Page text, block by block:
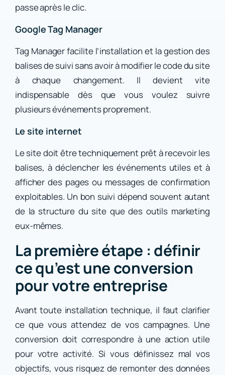
passe après le clic.
Google Tag Manager
Tag Manager facilite l’installation et la gestion des
balises de suivi sans avoir à modifier le code du site
à chaque changement. Il devient vite
indispensable dès que vous voulez suivre
plusieurs événements proprement.
Le site internet
Le site doit être techniquement prêt à recevoir les
balises, à déclencher les événements utiles et à
afficher des pages ou messages de confirmation
exploitables. Un bon suivi dépend souvent autant
de la structure du site que des outils marketing
eux-mêmes.
La première étape : définir
ce qu’est une conversion
pour votre entreprise
Avant toute installation technique, il faut clarifier
ce que vous attendez de vos campagnes. Une
conversion doit correspondre à une action utile
pour votre activité. Si vous définissez mal vos
objectifs, vous risquez de remonter des données